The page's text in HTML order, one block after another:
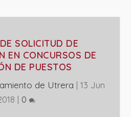
SOLICITUD DE
EN CONCURSOS DE
DE PUESTOS
de Utrera | 13 Jun
| 0